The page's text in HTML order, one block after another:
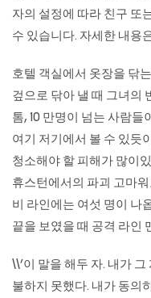
자의 설정에 따라 친구 또
수 있습니다. 자세한 내용
호텔 객실에서 옷장을 닦
겊으로 닦아 낼 때 그녀의
톰, 10 만명이 넘는 사람들
여기 저기에서 볼 수 있듯
청소해야 할 피해가 많이
휴스턴에서의 파괴 고마
비 라인에는 여섯 명이 나
끝을 보였을 때 공격 라인
\\’이 말을 해두 자. 내가
불하지 못했다. 내가 동의